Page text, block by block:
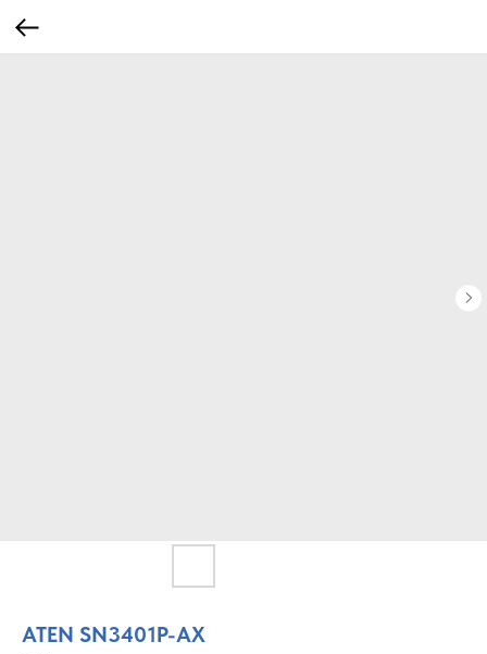
ATEN SN3401P-AX